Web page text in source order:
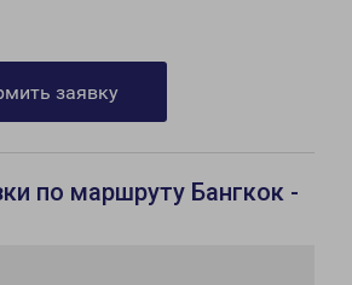
заявку
по маршруту Бангкок -